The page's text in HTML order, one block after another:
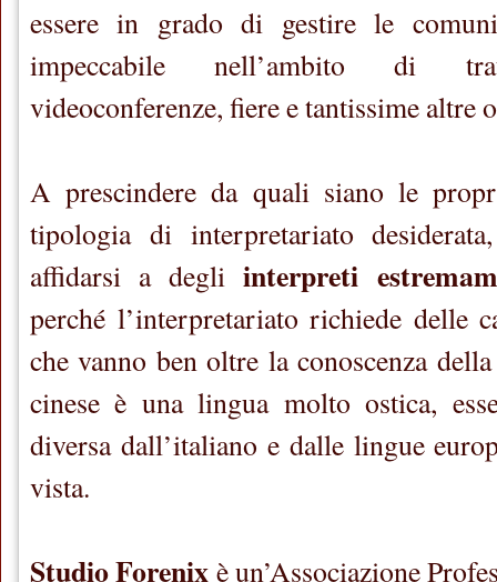
essere in grado di gestire le
impeccabile nell’ambito di
videoconferenze, fiere e tantissime altre
A prescindere da quali siano le
tipologia di interpretariato
affidarsi a degliinterpreti
perché l’interpretariato richiede delle
che vanno ben oltre la conoscenza
cinese è una lingua molto ostica,
diversa dall’italiano e dalle lingue
vista.
Studio Forenix è un’Associazione